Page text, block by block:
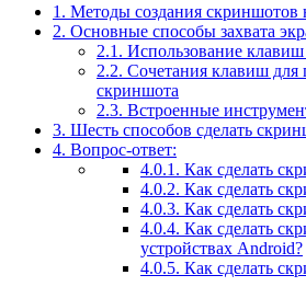
1. Методы создания
2. Основные способы захвата
2.1. Использование клавиш
2.2. Сочетания клавиш для
скриншота
2.3. Встроенные
3. Шесть способов сделать
4. Вопрос-ответ:
4.0.1. Как сделать
4.0.2. Как сделать
4.0.3. Как сделать
4.0.4. Как сделать
устройствах Android?
4.0.5. Как сделать